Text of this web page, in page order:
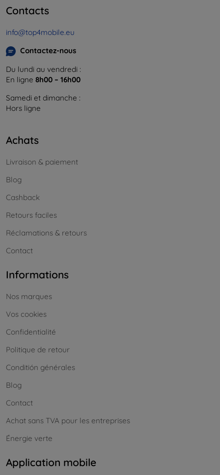
Contacts
info@top4mobile.eu
Contactez-nous
Du lundi au vendredi :
En ligne 8h00 – 16h00
Samedi et dimanche :
Hors ligne
Achats
Livraison & paiement
Blog
Cashback
Retours faciles
Réclamations & retours
Contact
Informations
Nos marques
Vos cookies
Confidentialité
Politique de retour
Conditión générales
Blog
Contact
Achat sans TVA pour les entreprises
Énergie verte
Application mobile